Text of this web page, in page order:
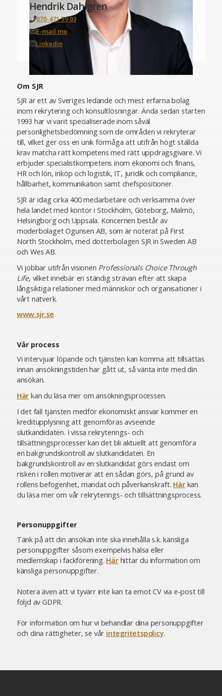
Hendrik Dahlgren
070-471 59 03
E-mail me
Linkedin
Om SJR
SJR är ett av Sveriges ledande och mest erfarna bolag
inom rekrytering och konsultlösningar. Ända sedan starten
1993 har vi varit specialiserade inom såväl
personlighetsbedömning som de områden vi rekryterar
till, vilket ger oss en unik förmåga att utifrån högt ställda
krav matcha rätt kompetens med rätt uppdragsgivare. Vi
erbjuder specialistkompetens inom ekonomi och finans,
HR och lön, inköp och logistik, IT, juridik och compliance,
hållbarhet, kommunikation samt chefspositioner.
SJR är idag cirka 400 medarbetare och verksamma över
hela landet med kontor i Stockholm, Göteborg, Malmö,
Helsingborg och Uppsala. Koncernen består av
moderbolaget Ogunsen AB, som är noterat på First
North Stockholm, med dotterbolagen SJR in Sweden AB
och Wes AB.
Vi jobbar utifrån visionen Professionals Choice Through
Life, vilket innebär en ständig strävan efter att skapa
långsiktiga relationer med människor och organisationer i
vårt nätverk.
www.sjr.se
Vår process
Vi intervjuar löpande och tjänsten kan komma att tillsättas
innan ansökningstiden har gått ut, så vänta inte med din
ansökan.
Här kan du läsa mer om ansökningsprocessen.
I det fall tjänsten medför ekonomiskt ansvar kommer en
kreditupplysning att genomföras avseende
slutkandidaten. I vissa rekryterings- och
tillsättningsprocesser kan det bli aktuellt att genomföra
en bakgrundskontroll av slutkandidaten. En
bakgrundskontroll av en slutkandidat görs endast om
risken i rollen motiverar att en sådan görs, på grund av
rollens befogenhet, mandat och påverkanskraft. Härkan
du läsa mer om vår rekryterings- och tillsättningsprocess.
Personuppgifter
Tänk på att din ansökan inte ska innehålla s.k. känsliga
personuppgifter såsom exempelvis hälsa eller
medlemskap i fackförening. Härhittar du information om
känsliga personuppgifter.
Notera även att vi tyvärr inte kan ta emot CV via e-post till
följd av GDPR.
För information om hur vi behandlar dina personuppgifter
och dina rättigheter, se vår integritetspolicy.